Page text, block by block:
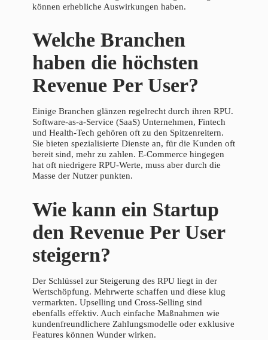
können erhebliche Auswirkungen haben.
Welche Branchen
haben die höchsten
Revenue Per User?
Einige Branchen glänzen regelrecht durch ihren RPU.
Software-as-a-Service (SaaS) Unternehmen, Fintech
und Health-Tech gehören oft zu den Spitzenreitern.
Sie bieten spezialisierte Dienste an, für die Kunden oft
bereit sind, mehr zu zahlen. E-Commerce hingegen
hat oft niedrigere RPU-Werte, muss aber durch die
Masse der Nutzer punkten.
Wie kann ein Startup
den Revenue Per User
steigern?
Der Schlüssel zur Steigerung des RPU liegt in der
Wertschöpfung. Mehrwerte schaffen und diese klug
vermarkten. Upselling und Cross-Selling sind
ebenfalls effektiv. Auch einfache Maßnahmen wie
kundenfreundlichere Zahlungsmodelle oder exklusive
Features können Wunder wirken.